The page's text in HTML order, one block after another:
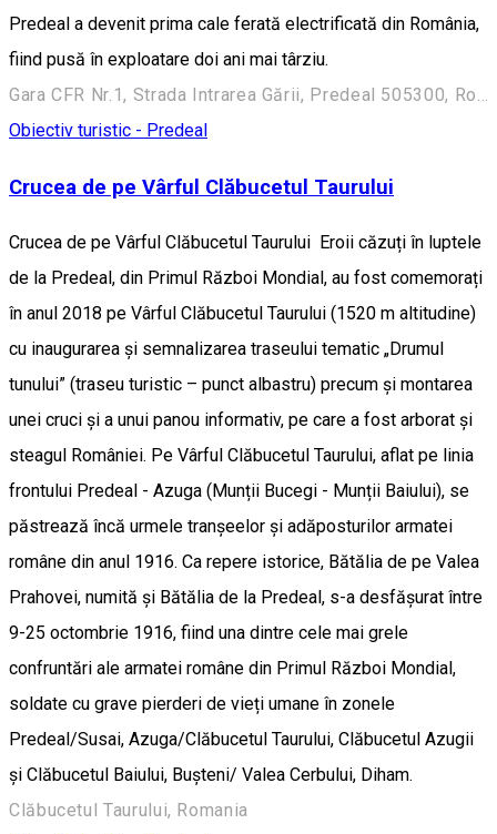
Predeal a devenit prima cale ferată electrificată din România,
fiind pusă în exploatare doi ani mai târziu.
Gara CFR Nr.1, Strada Intrarea Gării, Predeal 505300, Romania
Obiectiv turistic - Predeal
Crucea de pe Vârful Clăbucetul Taurului
Crucea de pe Vârful Clăbucetul Taurului Eroii căzuți în luptele
de la Predeal, din Primul Război Mondial, au fost comemorați
în anul 2018 pe Vârful Clăbucetul Taurului (1520 m altitudine)
cu inaugurarea și semnalizarea traseului tematic „Drumul
tunului” (traseu turistic – punct albastru) precum şi montarea
unei cruci şi a unui panou informativ, pe care a fost arborat şi
steagul României. Pe Vârful Clăbucetul Taurului, aflat pe linia
frontului Predeal - Azuga (Munții Bucegi - Munții Baiului), se
păstrează încă urmele tranșeelor și adăposturilor armatei
române din anul 1916. Ca repere istorice, Bătălia de pe Valea
Prahovei, numită și Bătălia de la Predeal, s-a desfășurat între
9-25 octombrie 1916, fiind una dintre cele mai grele
confruntări ale armatei române din Primul Război Mondial,
soldate cu grave pierderi de vieți umane în zonele
Predeal/Susai, Azuga/Clăbucetul Taurului, Clăbucetul Azugii
și Clăbucetul Baiului, Bușteni/ Valea Cerbului, Diham.
Clăbucetul Taurului, Romania